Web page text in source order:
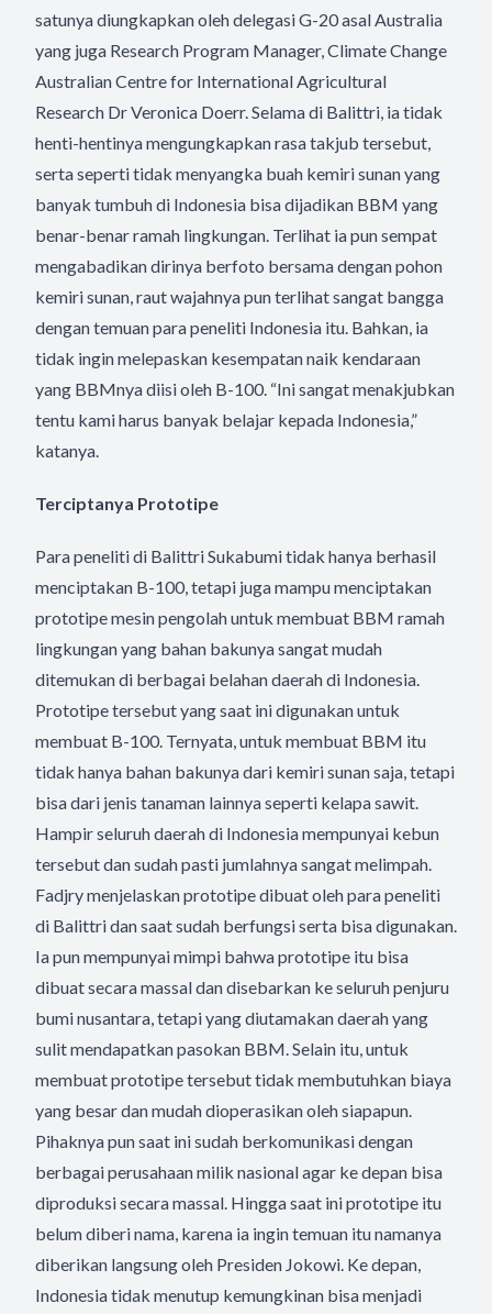
satunya diungkapkan oleh delegasi G-20 asal Australia
yang juga Research Program Manager, Climate Change
Australian Centre for International Agricultural
Research Dr Veronica Doerr. Selama di Balittri, ia tidak
henti-hentinya mengungkapkan rasa takjub tersebut,
serta seperti tidak menyangka buah kemiri sunan yang
banyak tumbuh di Indonesia bisa dijadikan BBM yang
benar-benar ramah lingkungan. Terlihat ia pun sempat
mengabadikan dirinya berfoto bersama dengan pohon
kemiri sunan, raut wajahnya pun terlihat sangat bangga
dengan temuan para peneliti Indonesia itu. Bahkan, ia
tidak ingin melepaskan kesempatan naik kendaraan
yang BBMnya diisi oleh B-100. “Ini sangat menakjubkan
tentu kami harus banyak belajar kepada Indonesia,”
katanya.
Terciptanya Prototipe
Para peneliti di Balittri Sukabumi tidak hanya berhasil
menciptakan B-100, tetapi juga mampu menciptakan
prototipe mesin pengolah untuk membuat BBM ramah
lingkungan yang bahan bakunya sangat mudah
ditemukan di berbagai belahan daerah di Indonesia.
Prototipe tersebut yang saat ini digunakan untuk
membuat B-100. Ternyata, untuk membuat BBM itu
tidak hanya bahan bakunya dari kemiri sunan saja, tetapi
bisa dari jenis tanaman lainnya seperti kelapa sawit.
Hampir seluruh daerah di Indonesia mempunyai kebun
tersebut dan sudah pasti jumlahnya sangat melimpah.
Fadjry menjelaskan prototipe dibuat oleh para peneliti
di Balittri dan saat sudah berfungsi serta bisa digunakan.
Ia pun mempunyai mimpi bahwa prototipe itu bisa
dibuat secara massal dan disebarkan ke seluruh penjuru
bumi nusantara, tetapi yang diutamakan daerah yang
sulit mendapatkan pasokan BBM. Selain itu, untuk
membuat prototipe tersebut tidak membutuhkan biaya
yang besar dan mudah dioperasikan oleh siapapun.
Pihaknya pun saat ini sudah berkomunikasi dengan
berbagai perusahaan milik nasional agar ke depan bisa
diproduksi secara massal. Hingga saat ini prototipe itu
belum diberi nama, karena ia ingin temuan itu namanya
diberikan langsung oleh Presiden Jokowi. Ke depan,
Indonesia tidak menutup kemungkinan bisa menjadi